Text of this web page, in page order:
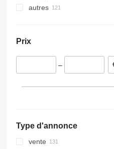
Pologne
Irlande
Allemagne
autres
Prix
–
Type d'annonce
vente